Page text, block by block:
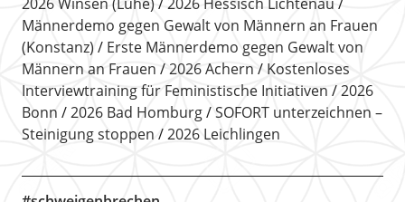
Männerdemo gegen Gewalt von Männern an Frauen
(Konstanz)
Erste Männerdemo gegen Gewalt von
Männern an Frauen
2026 Achern
Kostenloses
Interviewtraining für Feministische Initiativen
2026
Bonn
2026 Bad Homburg
SOFORT unterzeichnen –
Steinigung stoppen
2026 Leichlingen